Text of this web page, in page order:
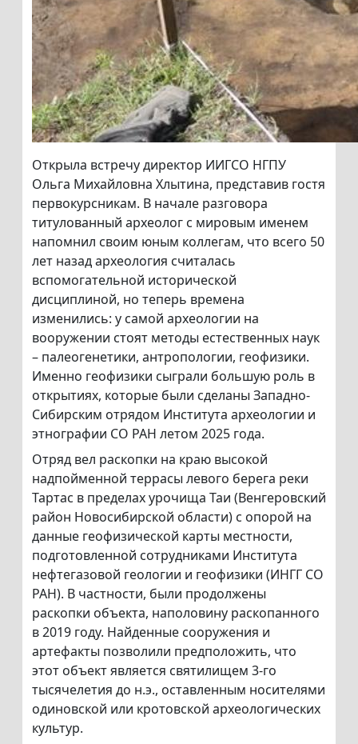
Открыла встречу директор ИИГСО НГПУ
Ольга Михайловна Хлытина, представив гостя
первокурсникам. В начале разговора
титулованный археолог с мировым именем
напомнил своим юным коллегам, что всего 50
лет назад археология считалась
вспомогательной исторической
дисциплиной, но теперь времена
изменились: у самой археологии на
вооружении стоят методы естественных наук
– палеогенетики, антропологии, геофизики.
Именно геофизики сыграли большую роль в
открытиях, которые были сделаны Западно-
Сибирским отрядом Института археологии и
этнографии СО РАН летом 2025 года.
Отряд вел раскопки на краю высокой
надпойменной террасы левого берега реки
Тартас в пределах урочища Таи (Венгеровский
район Новосибирской области) с опорой на
данные геофизической карты местности,
подготовленной сотрудниками Института
нефтегазовой геологии и геофизики (ИНГГ СО
РАН). В частности, были продолжены
раскопки объекта, наполовину раскопанного
в 2019 году. Найденные сооружения и
артефакты позволили предположить, что
этот объект является святилищем 3-го
тысячелетия до н.э., оставленным носителями
одиновской или кротовской археологических
культур.